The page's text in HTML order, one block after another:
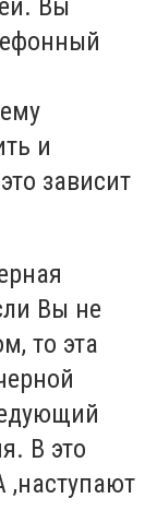
и
зависит
Вы не
то эта
В это
,наступают